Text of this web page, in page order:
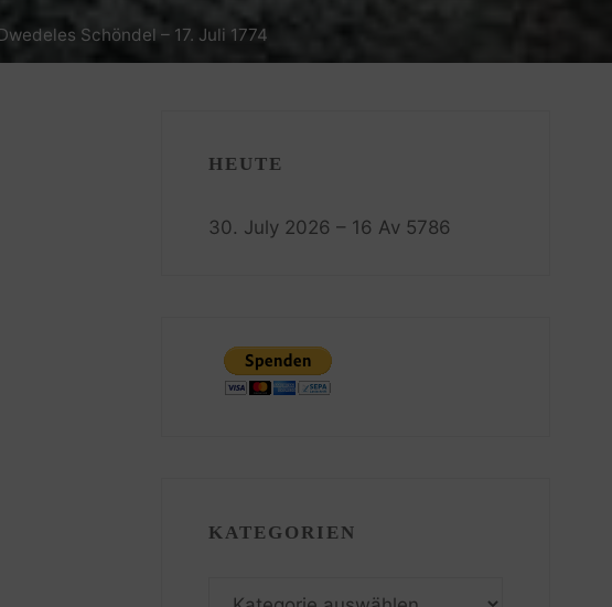
Schöndel – 17. Juli 1774
HEUTE
30. July 2026 – 16 Av 5786
KATEGORIEN